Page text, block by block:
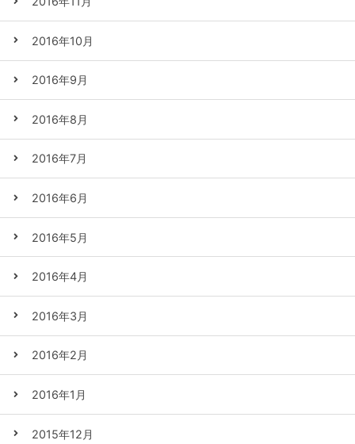
2016年10月
2016年9月
2016年8月
2016年7月
2016年6月
2016年5月
2016年4月
2016年3月
2016年2月
2016年1月
2015年12月